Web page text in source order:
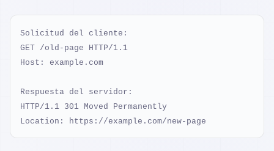
Solicitud del cliente:
GET /old-page HTTP/1.1
Host: example.com
Respuesta del servidor:
HTTP/1.1 301 Moved Permanently
Location: https://example.com/new-page